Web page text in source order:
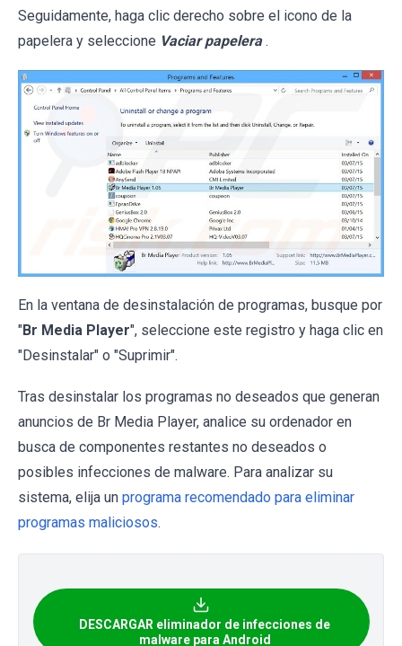
Seguidamente, haga clic derecho sobre el icono de la
papelera y seleccione Vaciar papelera .
En la ventana de desinstalación de programas, busque por
"Br Media Player", seleccione este registro y haga clic en
"Desinstalar" o "Suprimir".
Tras desinstalar los programas no deseados que generan
anuncios de Br Media Player, analice su ordenador en
busca de componentes restantes no deseados o
posibles infecciones de malware. Para analizar su
sistema, elija un programa recomendado para eliminar
programas maliciosos.
DESCARGAR eliminador de infecciones de
malware para Android